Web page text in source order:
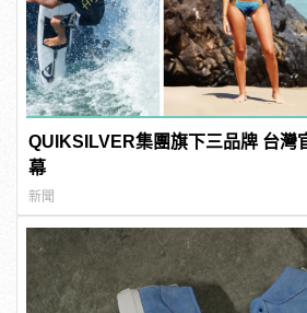
QUIKSILVER集團旗下三品牌 台灣
幕
新聞